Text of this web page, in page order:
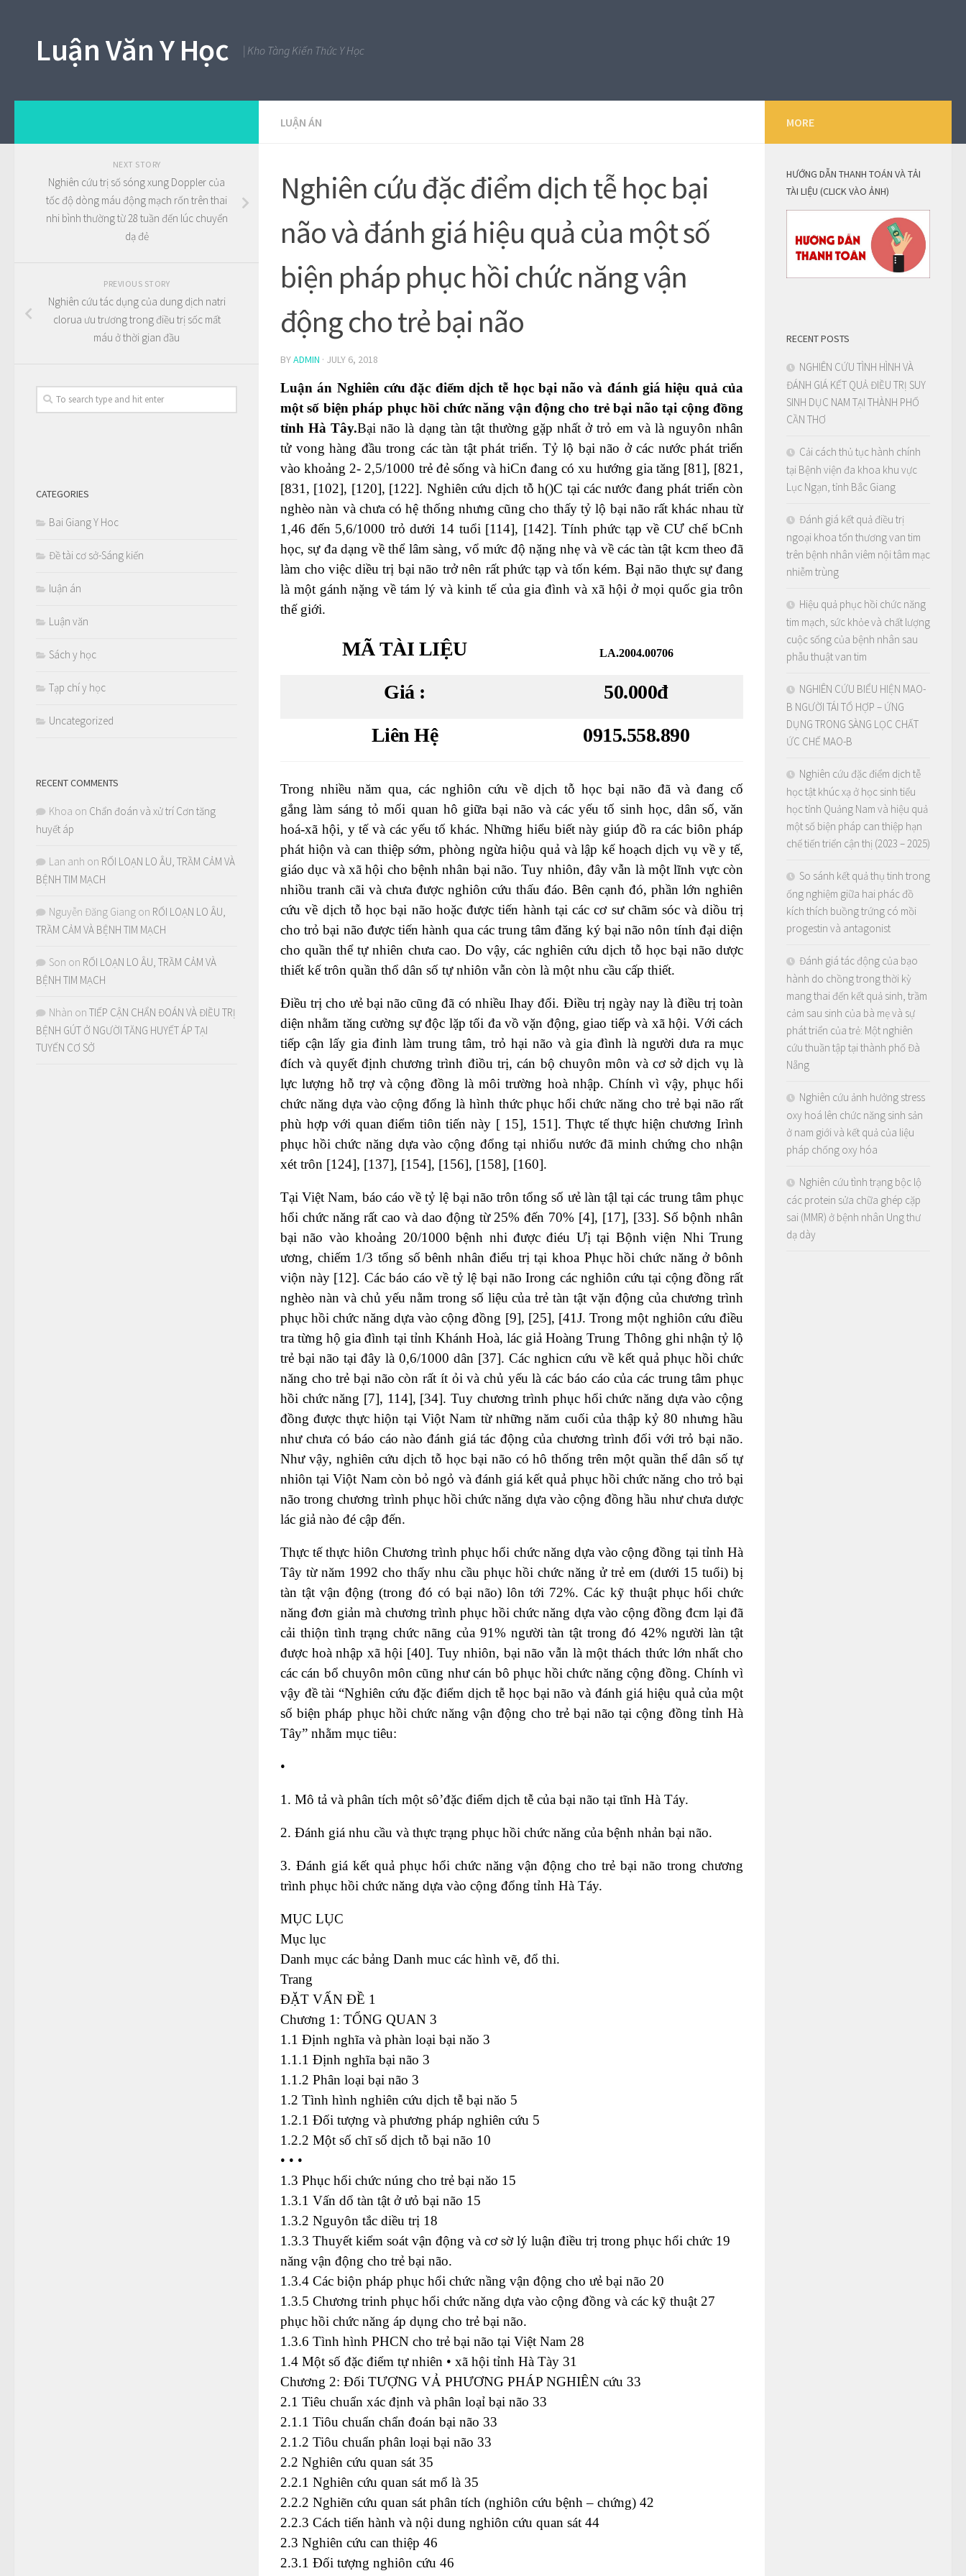
Luận Văn Y Học | Kho Tàng Kiến Thức Y Học
LUẬN ÁN
Nghiên cứu đặc điểm dịch tễ học bại
não và đánh giá hiệu quả của một số
biện pháp phục hồi chức năng vận
động cho trẻ bại não
BYADMIN · JULY 6, 2018
Luận án Nghiên cứu đặc điểm dịch tễ học bại não và đánh giá hiệu quả của
một số biện pháp phục hồi chức năng vận động cho trẻ bại não tại cộng đồng
tỉnh Hà Tây.Bại não là dạng tàn tật thường gặp nhất ở trỏ em và là nguyôn nhân
tử vong hàng đầu trong các tàn tật phát triển. Tỷ lộ bại não ở các nước phát triển
vào khoảng 2- 2,5/1000 trẻ đẻ sống và hiCn đang có xu hướng gia tăng [81], [821,
[831, [102], [120], [122]. Nghiên cứu dịch tỗ h()C tại các nước đang phát triển còn
nghèo nàn và chưa có hệ thống nhưng cũng cho thấy tỷ lộ bại não rất khác nhau từ
1,46 đến 5,6/1000 trỏ dưới 14 tuổi [114], [142]. Tính phức tạp về CƯ chế bCnh
học, sự đa dạng về thể lâm sàng, vổ mức độ nặng nhẹ và về các tàn tật kcm theo đã
làm cho việc diều trị bại não trở nên rất phức tạp và tốn kém. Bại não thực sự đang
là một gánh nặng về tám lý và kinh tế của gia đình và xã hội ở mọi quốc gia trôn
thế giới.
MÃ TÀI LIỆU LA.2004.00706
Giá :
50.000đ
Liên Hệ
0915.558.890
Trong nhiều năm qua, các nghiôn cứu về dịch tỗ học bại não đã và đang cố
gắnglàm sáng tỏ mối quan hô giữa bại não và các yếu tố sinh học, dân số, văn
hoá-xã hội, y tế và các yếu tố khác. Những hiểu biết này giúp đồ ra các biôn pháp
phát hiộn và can thiệp sớm, phòng ngừa hiộu quả và lập kế hoạch dịch vụ về y tế,
giáo dục và xãhội cho bệnh nhân bại não. Tuy nhiôn, đây vẫn là một lĩnh vực còn
nhiồu tranh cãi và chưa được nghiôn cứu thấu đáo. Bên cạnh đó, phần lớn nghiên
cứu về dịch tỗ học bại não hoặc được tiến hành tại các cơ sư chãm sóc và diồu trị
cho trỏ bại não được tiến hành qua các trung tâm đăng ký bại não nôn tính đại diện
cho quần thể tự nhiên chưa cao. Do vậy, các nghiên cứu dịch tỗ học bại não dược
thiết kế trôn quần thổ dân số tự nhiôn vẫn còn là một nhu cầu cấp thiết.
Điều trị cho ưẻ bại não cũng đã có nhiều Ihay đổi. Điều trị ngày nay là điều trị toàn
diện nhằm tăng cường sự độc lặp tối đa vồ vặn động, giao tiếp và xã hội. Với cách
tiếp cận lấy gia đinh làm trung tâm, trỏ hại não và gia đình là người dưa ra mục
đích và quyết định chương trình điồu trị, cán bộ chuyôn môn và cơ sở dịch vụ là
lực lượng hỗ trợ và cộng đồng là môi trường hoà nhập. Chính vì vậy, phục hổi
chức năng dựa vào cộng đổng là hình thức phục hổi chức năng cho trẻ bại não rất
phù hợp với quan điểm tiôn tiến này [ 15], 151]. Thực tế thực hiện chương Irình
phục hồi chức năng dựa vào cộng đổng tại nhiổu nước đã minh chứng cho nhận
xét trôn [124], [137], [154], [156], [158], [160].
Tại Việt Nam, báo cáo về tỷ lệ bại não trôn tổng số ưẻ làn tậl tại các trung tâm phục
hổi chức năng rất cao và dao động từ 25% đến 70% [4], [17], [33]. Số bộnh nhân
bại não vào khoảng 20/1000 bệnh nhi được điéu Ưị tại Bộnh viện Nhi Trung
ương, chiếm 1/3 tổng số bênh nhân điểu trị tại khoa Phục hồi chức năng ở bônh
viộn này [12]. Các báo cáo về tỷ lệ bại não Irong các nghiôn cứu tại cộng đồng rất
nghèo nàn và chủ yếu nằm trong số liệu của trẻ tàn tật vặn động của chương trình
phục hồi chức năng dựa vào cộng đồng [9], [25], [41J. Trong một nghiôn cứu điều
tra từng hộ gia đình tại tỉnh Khánh Hoà, lác giả Hoàng Trung Thông ghi nhận tỷ lộ
trẻ bại não tại đây là 0,6/1000 dân [37]. Các nghicn cứu về kết quả phục hồi chức
năng cho trẻ bại não còn rất ít ỏi và chủ yếu là các báo cáo của các trung tâm phục
hồi chức năng [7], 114], [34]. Tuy chương trình phục hổi chức năng dựa vào cộng
đồng được thực hiộn tại Viột Nam từ những năm cuối của thập kỷ 80 nhưng hầu
như chưa có báo cáo nào đánh giá tác động của chương trình đối với trỏ bại não.
Như vậy, nghiên cứu dịch tỗ học bại não có hô thống trên một quần thể dân số tự
nhiôn tại Viột Nam còn bỏ ngỏ và đánh giá kết quả phục hồi chức năng cho trỏ bại
não trong chương trình phục hồi chức năng dựa vào cộng đồng hầu như chưa dược
lác giả nào đé cập đến.
Thực tế thực hiôn Chương trình phục hổi chức năng dựa vào cộng đồng tại tỉnh Hà
Tây từ năm 1992 cho thấy nhu cầu phục hồi chức năng ử trẻ em (dưới 15 tuổi) bị
tàn tật vận động (trong đó có bại não) lôn tới 72%. Các kỹ thuật phục hổi chức
năng đơn giản mà chương trình phục hồi chức năng dựa vào cộng đồng đcm lại đã
cải thiộn tình trạng chức nãng của 91% người tàn tật trong đó 42% người làn tật
được hoà nhập xã hội [40]. Tuy nhiôn, bại não vẫn là một thách thức lớn nhất cho
các cán bổ chuyôn môn cũng như cán bô phục hồi chức năng cộng đồng. Chính vì
vậy đề tài “Nghiên cứu đặc điểm dịch tễ học bại não và đánh giá hiệu quả của một
số biện pháp phục hồi chức năng vận động cho trẻ bại não tại cộng đồng tỉnh Hà
Tây” nhằm mục tiêu:
•
1. Mô tả và phân tích một sô’đặc điểm dịch tễ của bại não tại tĩnh Hà Táy.
2. Đánh giá nhu cầu và thực trạng phục hồi chức năng của bệnh nhản bại não.
3. Đánh giá kết quả phục hổi chức năng vận động cho trẻ bại não trong chương
trình phục hồi chức năng dựa vào cộng đổng tỉnh Hà Táy.
MỤC LỤC
Mục lục
Danh mục các bảng Danh muc các hình vẽ, đổ thi.
Trang
ĐẶT VẤN ĐỀ 1
Chương 1: TỔNG QUAN 3
1.1 Định nghĩa và phàn loại bại năo 3
1.1.1 Định nghĩa bại não 3
1.1.2 Phân loại bại não 3
1.2 Tình hình nghiên cứu dịch tễ bại năo 5
1.2.1 Đối tượng và phương pháp nghiên cứu 5
1.2.2 Một số chĩ số dịch tỗ bại não 10
• • •
1.3 Phục hổi chức núng cho trẻ bại năo 15
1.3.1 Vấn dổ tàn tật ở ưỏ bại não 15
1.3.2 Nguyôn tắc diều trị 18
1.3.3 Thuyết kiểm soát vận động và cơ sờ lý luận điều trị trong phục hổi chức 19
năng vận động cho trẻ bại não.
1.3.4 Các biộn pháp phục hổi chức nầng vận động cho ưẻ bại não 20
1.3.5 Chương trinh phục hổi chức năng dựa vào cộng đồng và các kỹ thuật 27
phục hồi chức năng áp dụng cho trẻ bại não.
1.3.6 Tình hình PHCN cho trẻ bại não tại Việt Nam 28
1.4 Một số đặc điểm tự nhiên • xã hội tỉnh Hà Tày 31
Chương 2: Đối TƯỢNG VẢ PHƯƠNG PHÁP NGHIÊN cứu 33
2.1 Tiêu chuẩn xác định và phân loạỉ bại não 33
2.1.1 Tiôu chuẩn chẩn đoán bại não 33
2.1.2 Tiôu chuẩn phân loại bại não 33
2.2 Nghiên cứu quan sát 35
2.2.1 Nghiên cứu quan sát mổ là 35
2.2.2 Nghiẽn cứu quan sát phân tích (nghiôn cứu bệnh – chứng) 42
2.2.3 Cách tiến hành và nội dung nghiôn cứu quan sát 44
2.3 Nghiên cứu can thiệp 46
2.3.1 Đối tượng nghiôn cứu 46
NEXT STORY
Nghiên cứu trị số sóng xung Doppler của
tốc độ dòng máu động mạch rốn trên thai
nhi bình thường từ 28 tuần đến lúc chuyển
dạ đẻ
PREVIOUS STORY
Nghiên cứu tác dụng của dung dịch natri
clorua ưu trương trong điều trị sốc mất
máu ở thời gian đầu
CATEGORIES
Bai Giang Y Hoc
Đề tài cơ sở-Sáng kiến
luận án
Luận văn
Sách y học
Tạp chí y học
Uncategorized
RECENT COMMENTS
Khoa on Chẩn đoán và xử trí Cơn tăng
huyết áp
Lan anh on RỐI LOẠN LO ÂU, TRẦM CẢM VÀ
BỆNH TIM MẠCH
Nguyễn Đăng Giang on RỐI LOẠN LO ÂU,
TRẦM CẢM VÀ BỆNH TIM MẠCH
Son on RỐI LOẠN LO ÂU, TRẦM CẢM VÀ
BỆNH TIM MẠCH
Nhàn on TIẾP CẬN CHẨN ĐOÁN VÀ ĐIỀU TRỊ
BỆNH GÚT Ở NGƯỜI TĂNG HUYẾT ÁP TẠI
TUYẾN CƠ SỞ
MORE
HƯỚNG DẪN THANH TOÁN VÀ TẢI
TÀI LIỆU (CLICK VÀO ẢNH)
RECENT POSTS
NGHIÊN CỨU TÌNH HÌNH VÀ
ĐÁNH GIÁ KẾT QUẢ ĐIỀU TRỊ SUY
SINH DỤC NAM TẠI THÀNH PHỐ
CẦN THƠ
Cải cách thủ tục hành chính
tại Bệnh viện đa khoa khu vực
Lục Ngạn, tỉnh Bắc Giang
Đánh giá kết quả điều trị
ngoại khoa tổn thương van tim
trên bệnh nhân viêm nội tâm mạc
nhiễm trùng
Hiệu quả phục hồi chức năng
tim mạch, sức khỏe và chất lượng
cuộc sống của bệnh nhân sau
phẫu thuật van tim
NGHIÊN CỨU BIỂU HIỆN MAO-
B NGƯỜI TÁI TỔ HỢP – ỨNG
DỤNG TRONG SÀNG LỌC CHẤT
ỨC CHẾ MAO-B
Nghiên cứu đặc điểm dịch tễ
học tật khúc xạ ở học sinh tiểu
học tỉnh Quảng Nam và hiệu quả
một số biện pháp can thiệp hạn
chế tiến triển cận thị (2023 – 2025)
So sánh kết quả thụ tinh trong
ống nghiệm giữa hai phác đồ
kích thích buồng trứng có mồi
progestin và antagonist
Đánh giá tác động của bạo
hành do chồng trong thời kỳ
mang thai đến kết quả sinh, trầm
cảm sau sinh của bà mẹ và sự
phát triển của trẻ: Một nghiên
cứu thuần tập tại thành phố Đà
Nẵng
Nghiên cứu ảnh hưởng stress
oxy hoá lên chức năng sinh sản
ở nam giới và kết quả của liệu
pháp chống oxy hóa
Nghiên cứu tình trạng bộc lộ
các protein sửa chữa ghép cặp
sai (MMR) ở bệnh nhân Ung thư
dạ dày